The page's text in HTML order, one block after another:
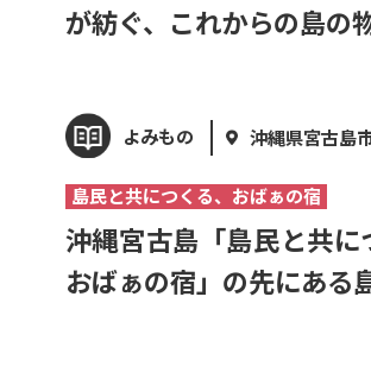
が紡ぐ、これからの島の
よみもの 沖縄県宮古島
島民と共につくる、おばぁの宿
沖縄宮古島「島民と共に
おばぁの宿」の先にある